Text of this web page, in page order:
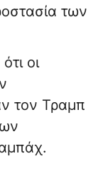
των
ότι οι
τον Τραμπ